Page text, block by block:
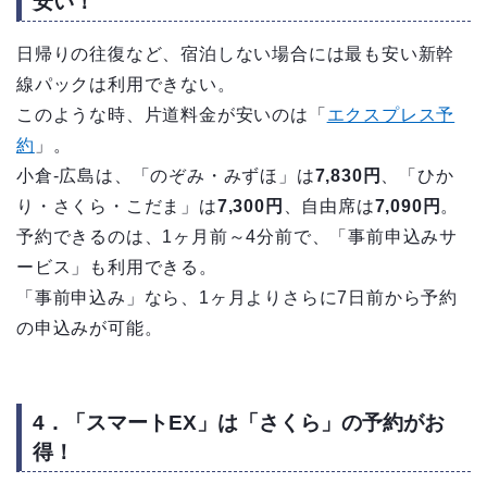
日帰りの往復など、宿泊しない場合には最も安い新幹
線パックは利用できない。
このような時、片道料金が安いのは「 エクスプレス予
約 」。
小倉-広島は、「のぞみ・みずほ」は7,830円 、「ひか
り・さくら・こだま」は7,300円 、自由席は7,090円 。
予約できるのは、1ヶ月前～4分前で、「事前申込みサ
ービス」も利用できる。
「事前申込み」なら、1ヶ月よりさらに7日前から予約
の申込みが可能。
4．「スマートEX」は「さくら」の予約がお
得！